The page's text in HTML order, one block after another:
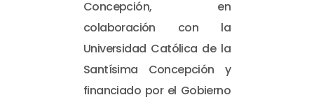
Concepción, en
colaboración con la
Universidad Católica de la
Santísima Concepción y
financiado por el Gobierno